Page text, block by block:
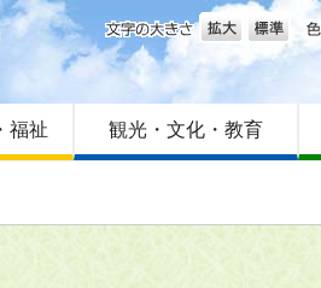
文字の大きさ
福祉 観光・文化・教育